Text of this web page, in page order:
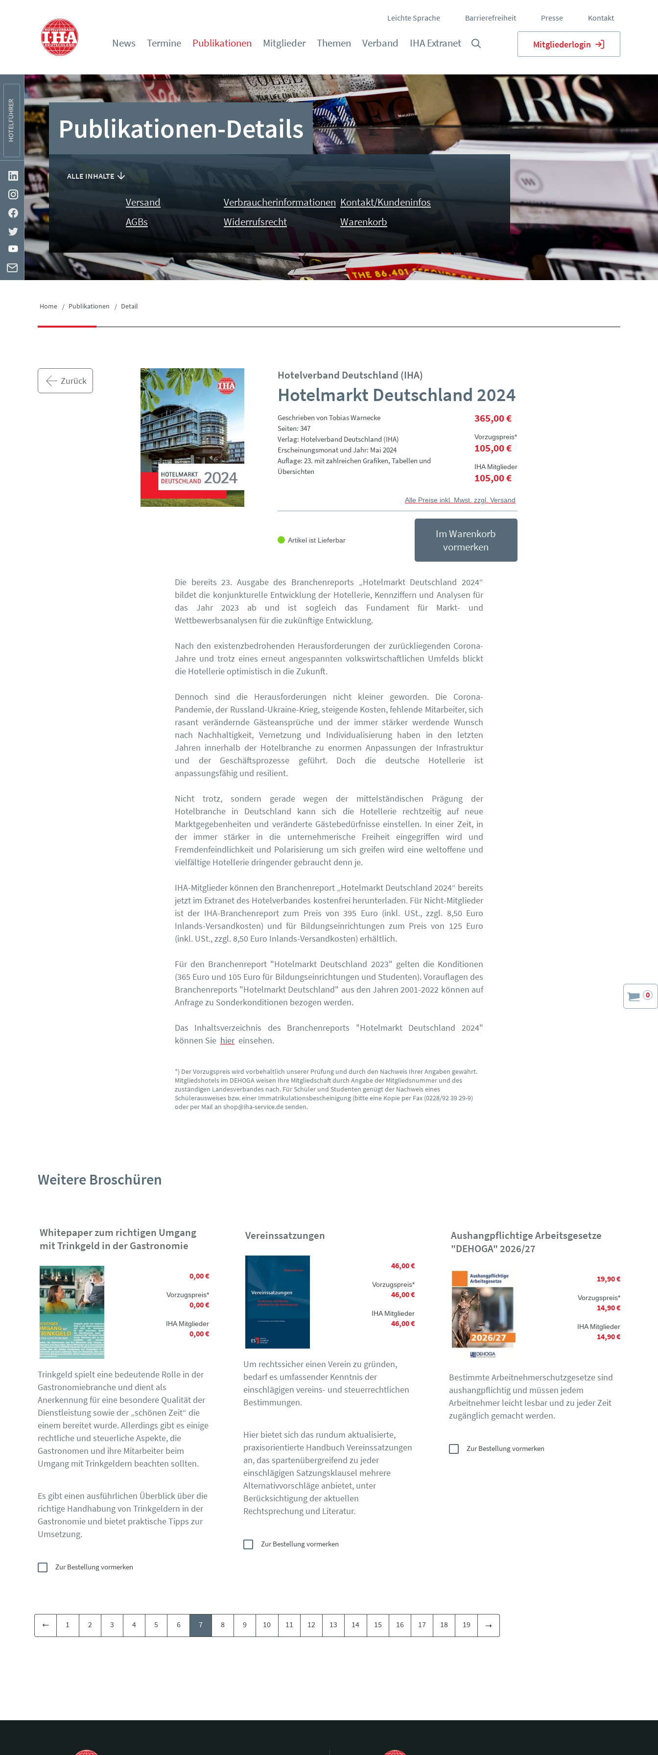
Leichte Sprache Barrierefreiheit Presse Kontakt
News Termine Publikationen Mitglieder Themen Verband IHA Extranet Mitgliederlogin
HOTELFÜHRER Publikationen-Details
ALLE INHALTE
Versand
AGBs
Verbraucherinformationen
Widerrufsrecht
Kontakt/Kundeninfos
Warenkorb
Home Publikationen Detail
Zurück Hotelverband Deutschland (IHA)
Hotelmarkt Deutschland 2024
Geschrieben von Tobias Warnecke
Seiten: 347
Verlag: Hotelverband Deutschland (IHA)
Erscheinungsmonat und Jahr: Mai 2024
Auflage: 23. mit zahlreichen Grafiken, Tabellen und
Übersichten
365,00 €
Vorzugspreis*
105,00 €
IHA Mitglieder
105,00 €
Alle Preise inkl. Mwst. zzgl. Versand
Artikel ist Lieferbar
Im Warenkorb
vormerken
0
Die bereits 23. Ausgabe des Branchenreports „Hotelmarkt Deutschland 2024“
bildet die konjunkturelle Entwicklung der Hotellerie, Kennziffern und Analysen für
das Jahr 2023 ab und ist sogleich das Fundament für Markt- und
Wettbewerbsanalysen für die zukünftige Entwicklung.
Nach den existenzbedrohenden Herausforderungen der zurückliegenden Corona-
Jahre und trotz eines erneut angespannten volkswirtschaftlichen Umfelds blickt
die Hotellerie optimistisch in die Zukunft.
Dennoch sind die Herausforderungen nicht kleiner geworden. Die Corona-
Pandemie, der Russland-Ukraine-Krieg, steigende Kosten, fehlende Mitarbeiter, sich
rasant verändernde Gästeansprüche und der immer stärker werdende Wunsch
nach Nachhaltigkeit, Vernetzung und Individualisierung haben in den letzten
Jahren innerhalb der Hotelbranche zu enormen Anpassungen der Infrastruktur
und der Geschäftsprozesse geführt. Doch die deutsche Hotellerie ist
anpassungsfähig und resilient.
Nicht trotz, sondern gerade wegen der mittelständischen Prägung der
Hotelbranche in Deutschland kann sich die Hotellerie rechtzeitig auf neue
Marktgegebenheiten und veränderte Gästebedürfnisse einstellen. In einer Zeit, in
der immer stärker in die unternehmerische Freiheit eingegriffen wird und
Fremdenfeindlichkeit und Polarisierung um sich greifen wird eine weltoffene und
vielfältige Hotellerie dringender gebraucht denn je.
IHA-Mitglieder können den Branchenreport „Hotelmarkt Deutschland 2024“ bereits
jetzt im Extranet des Hotelverbandes kostenfrei herunterladen. Für Nicht-Mitglieder
ist der IHA-Branchenreport zum Preis von 395 Euro (inkl. USt., zzgl. 8,50 Euro
Inlands-Versandkosten) und für Bildungseinrichtungen zum Preis von 125 Euro
(inkl. USt., zzgl. 8,50 Euro Inlands-Versandkosten) erhältlich.
Für den Branchenreport "Hotelmarkt Deutschland 2023" gelten die Konditionen
(365 Euro und 105 Euro für Bildungseinrichtungen und Studenten). Vorauflagen des
Branchenreports "Hotelmarkt Deutschland" aus den Jahren 2001-2022 können auf
Anfrage zu Sonderkonditionen bezogen werden.
Das Inhaltsverzeichnis des Branchenreports "Hotelmarkt Deutschland 2024"
können Sie hier einsehen.
*) Der Vorzugspreis wird vorbehaltlich unserer Prüfung und durch den Nachweis Ihrer Angaben gewährt.
Mitgliedshotels im DEHOGA weisen Ihre Mitgliedschaft durch Angabe der Mitgliedsnummer und des
zuständigen Landesverbandes nach. Für Schüler und Studenten genügt der Nachweis eines
Schülerausweises bzw. einer Immatrikulationsbescheinigung (bitte eine Kopie per Fax (0228/92 39 29-9)
oder per Mail an shop@iha-service.de senden.
Weitere Broschüren
Whitepaper zum richtigen Umgang
mit Trinkgeld in der Gastronomie
0,00 €
Vorzugspreis*
0,00 €
IHA Mitglieder
0,00 €
Trinkgeld spielt eine bedeutende Rolle in der
Gastronomiebranche und dient als
Anerkennung für eine besondere Qualität der
Dienstleistung sowie der „schönen Zeit“ die
einem bereitet wurde. Allerdings gibt es einige
rechtliche und steuerliche Aspekte, die
Gastronomen und ihre Mitarbeiter beim
Umgang mit Trinkgeldern beachten sollten.
Es gibt einen ausführlichen Überblick über die
richtige Handhabung von Trinkgeldern in der
Gastronomie und bietet praktische Tipps zur
Umsetzung.
Zur Bestellung vormerken
Vereinssatzungen
46,00 €
Vorzugspreis*
46,00 €
IHA Mitglieder
46,00 €
Um rechtssicher einen Verein zu gründen,
bedarf es umfassender Kenntnis der
einschlägigen vereins- und steuerrechtlichen
Bestimmungen.
Hier bietet sich das rundum aktualisierte,
praxisorientierte Handbuch Vereinssatzungen
an, das spartenübergreifend zu jeder
einschlägigen Satzungsklausel mehrere
Alternativvorschläge anbietet, unter
Berücksichtigung der aktuellen
Rechtsprechung und Literatur.
Zur Bestellung vormerken
Aushangpflichtige Arbeitsgesetze
"DEHOGA" 2026/27
19,90 €
Vorzugspreis*
14,90 €
IHA Mitglieder
14,90 €
Bestimmte Arbeitnehmerschutzgesetze sind
aushangpflichtig und müssen jedem
Arbeitnehmer leicht lesbar und zu jeder Zeit
zugänglich gemacht werden.
Zur Bestellung vormerken
1 2 3 4 5 6 7 8 9 10 11 12 13 14 15 16 17 18 19